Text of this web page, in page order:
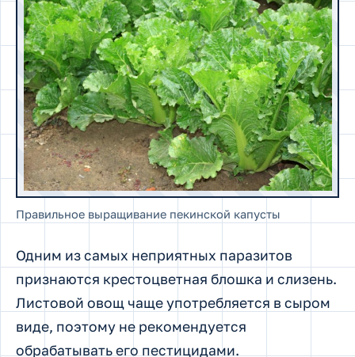
Правильное выращивание пекинской капусты
Одним из самых неприятных паразитов
признаются крестоцветная блошка и слизень.
Листовой овощ чаще употребляется в сыром
виде, поэтому не рекомендуется
обрабатывать его пестицидами.